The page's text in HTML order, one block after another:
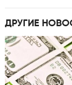
ДРУГИЕ